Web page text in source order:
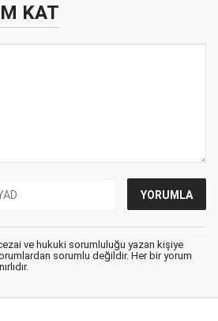
KAT
ve hukuki sorumluluğu yazan kişiye
sorumlu değildir. Her bir yorum